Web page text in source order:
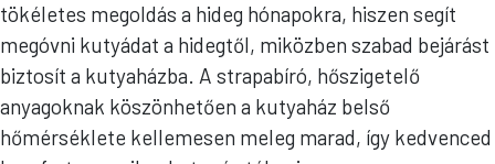
tökéletes megoldás a hideg hónapokra, hiszen segít
megóvni kutyádat a hidegtől, miközben szabad bejárást
biztosít a kutyaházba. A strapabíró, hőszigetelő
anyagoknak köszönhetően a kutyaház belső
hőmérséklete kellemesen meleg marad, így kedvenced